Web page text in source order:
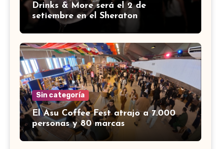
Drinks & More será el 2 de
setiembre en el Sheraton
Sin categoría
El Asu Coffee Fest atrajo a 7.000
personas y 80 marcas